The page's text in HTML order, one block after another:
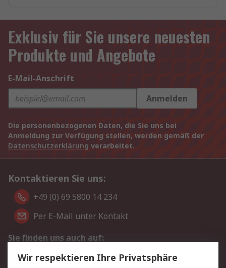
Exklusiv für Sie unsere neuesten
Produkte und Angebote
E-Mail-Anschrift
Anmelden
Die personenbezogenen Daten, die Sie uns bei
Anmeldung zur Verfügung stellen, werden gemäß der
Datenschutzerklärung verarbeitet.
Kontaktieren Sie uns:
+49 (0) 69 5800 14 234
Per E-Mail unter Kontakt
Sie finden uns auch auf:
Wir respektieren Ihre Privatsphäre